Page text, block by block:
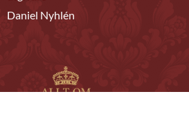
Daniel Nyhlén